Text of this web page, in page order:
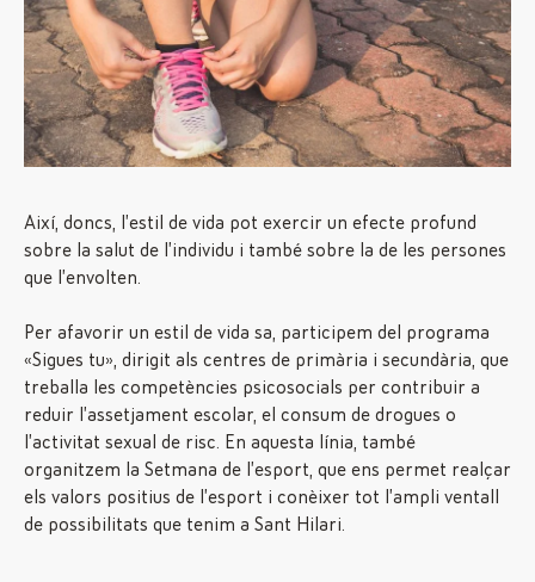
Així, doncs, l’estil de vida pot exercir un efecte profund
sobre la salut de l’individu i també sobre la de les persones
que l’envolten.
Per afavorir un estil de vida sa, participem del programa
«Sigues tu», dirigit als centres de primària i secundària, que
treballa les competències psicosocials per contribuir a
reduir l’assetjament escolar, el consum de drogues o
l’activitat sexual de risc. En aquesta línia, també
organitzem la Setmana de l’esport, que ens permet realçar
els valors positius de l’esport i conèixer tot l’ampli ventall
de possibilitats que tenim a Sant Hilari.